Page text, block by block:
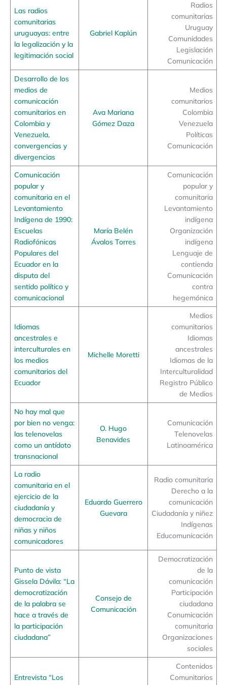
Las radios
comunitarias
uruguayas: entre
la legalización y la
legitimación social
Gabriel Kaplún
Radios
comunitarias
Uruguay
Comunidades
Legislación
Comunicación
Desarrollo de los
medios de
comunicación
comunitarios en
Colombia y
Venezuela,
convergencias y
divergencias
Ava Mariana
Gómez Daza
Medios
comunitarios
Colombia
Venezuela
Políticas
Comunicación
Comunicación
popular y
comunitaria en el
Levantamiento
Indígena de 1990:
Escuelas
Radiofónicas
Populares del
Ecuador en la
disputa del
sentido político y
comunicacional
María Belén
Ávalos Torres
Comunicación
popular y
comunitaria
Levantamiento
indígena
Organización
indígena
Lenguaje de
contienda
Comunicación
contra
hegemónica
Idiomas
ancestrales e
interculturales en
los medios
comunitarios del
Ecuador
Michelle Moretti
Medios
comunitarios
Idiomas
ancestrales
Idiomas de la
Interculturalidad
Registro Público
de Medios
No hay mal que
por bien no venga:
las telenovelas
como un antídoto
transnacional
O. Hugo
Benavides
Comunicación
Telenovelas
Latinoamérica
La radio
comunitaria en el
ejercicio de la
ciudadanía y
democracia de
niñas y niños
comunicadores
Eduardo Guerrero
Guevara
Radio comunitaria
Derecho a la
comunicación
Ciudadanía y niñez
Indígenas
Educomunicación
Punto de vista
Gissela Dávila: “La
democratización
de la palabra se
hace a través de
la participación
ciudadana”
Consejo de
Comunicación
Democratización
de la
comunicación
Participación
ciudadana
Conumicación
comunitaria
Organizaciones
sociales
Entrevista “Los
Contenidos
Comunitarios